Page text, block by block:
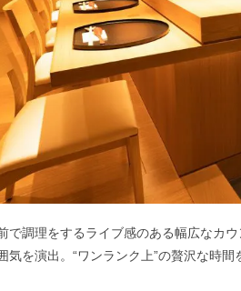
で調理をするライブ感のある幅広なカ
気を演出。“ワンランク上”の贅沢な時間